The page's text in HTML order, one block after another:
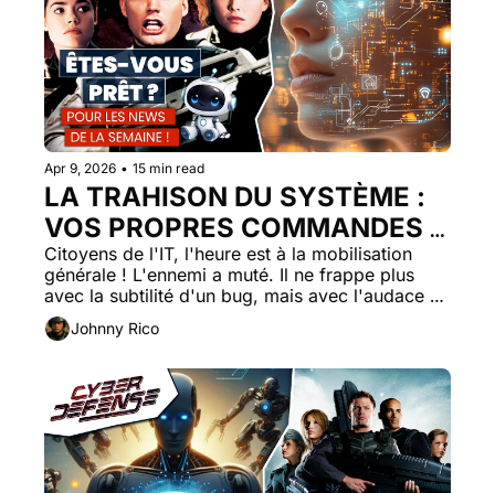
Apr 9, 2026 • 15 min read
LA TRAHISON DU SYSTÈME :
VOS PROPRES COMMANDES
ONT-ELLES OUVERT LES
PORTES DE L'ENFER ?
Citoyens de l'IT, l'heure est à la mobilisation
générale ! L'ennemi a muté. Il ne frappe plus
avec la subtilité d'un bug, mais avec l'audace
Johnny Rico